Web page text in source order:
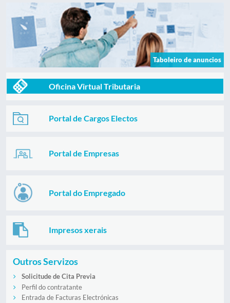
Taboleiro de anuncios
Oficina Virtual Tributaria
Portal de Cargos Electos
Portal de Empresas
Portal do Empregado
Impresos xerais
Outros Servizos
Solicitude de Cita Previa
Perfil do contratante
Entrada de Facturas Electrónicas